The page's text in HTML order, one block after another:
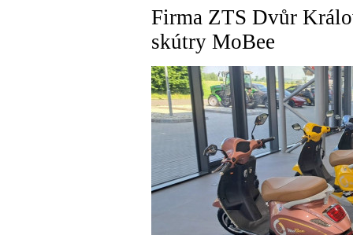
Firma ZTS Dvůr
skútry MoBee